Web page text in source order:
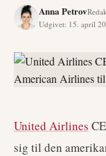
Anna Petrov
Udgivet: 15. april
United Airlines
sig til den